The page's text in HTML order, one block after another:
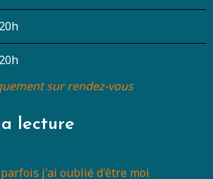
sur rendez-vous
lecture
j'ai oublié d'être moi